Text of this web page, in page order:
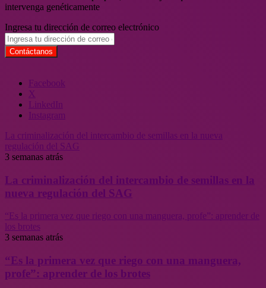
intervenga genéticamente
Ingresa tu dirección de correo electrónico
Facebook
X
LinkedIn
Instagram
La criminalización del intercambio de semillas en la nueva
regulación del SAG
3 semanas atrás
La criminalización del intercambio de semillas en la
nueva regulación del SAG
“Es la primera vez que riego con una manguera, profe”: aprender de
los brotes
3 semanas atrás
“Es la primera vez que riego con una manguera,
profe”: aprender de los brotes